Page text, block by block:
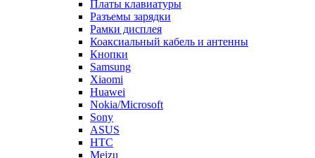
Разъемы зарядки
Рамки дисплея
Коаксиальный кабель и антенны
Кнопки
Samsung
Xiaomi
Huawei
Nokia/Microsoft
Sony
ASUS
HTC
Meizu